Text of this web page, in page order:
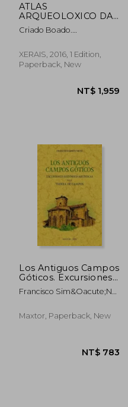
NT$ 1,196
ATLAS
ARQUEOLOXICO DA
PAISAXE GALEGA (En
papel)
Criado Boado.
César;Otero Vilariño.
Carlos;Cabrejas
Domínguez.
XERAIS, 2016, 1 Edition,
Paperback, New
Los Antiguos Campos
Góticos. Excursiones
Histórico-Artísticas
Francisco Sim&Oacute;N
Maxtor, Paperback, New